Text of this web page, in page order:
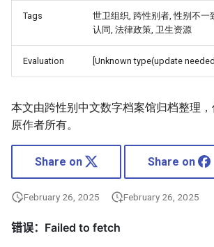
Tags
世卫组织, 跨性别者, 性别不一
认同, 法律政策, 卫生资源
Evaluation [Unknown type(update
本文由跨性别中文数字档案馆归档整理
原作者所有。
Share on Share on
February 26, 2025 February 26, 2025